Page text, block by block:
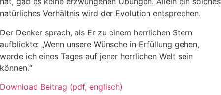
natürliches Verhältnis wird der Evolution entsprechen.
Der Denker sprach, als Er zu einem herrlichen Stern
aufblickte: „Wenn unsere Wünsche in Erfüllung gehen,
werde ich eines Tages auf jener herrlichen Welt sein
können.“
Download Beitrag (pdf, englisch)